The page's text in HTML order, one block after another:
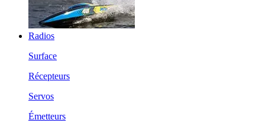
Radios
Surface
Récepteurs
Servos
Émetteurs